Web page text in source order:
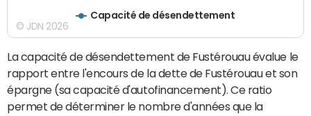
Capacité de désendettement
© JDN 2026
La capacité de désendettement de Fustérouau évalue le
rapport entre l'encours de la dette de Fustérouau et son
épargne (sa capacité d'autofinancement). Ce ratio
permet de déterminer le nombre d'années que la